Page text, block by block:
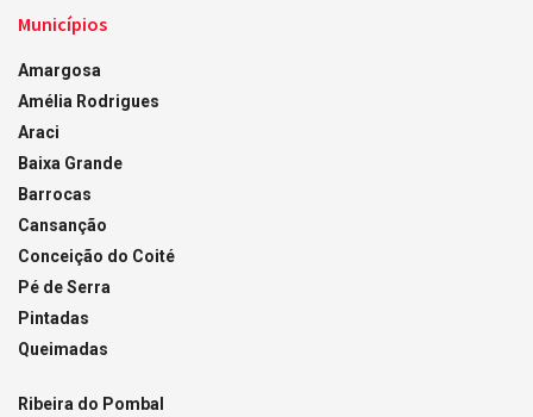
Municípios
Amargosa
Amélia Rodrigues
Araci
Baixa Grande
Barrocas
Cansanção
Conceição do Coité
Pé de Serra
Pintadas
Queimadas
Ribeira do Pombal